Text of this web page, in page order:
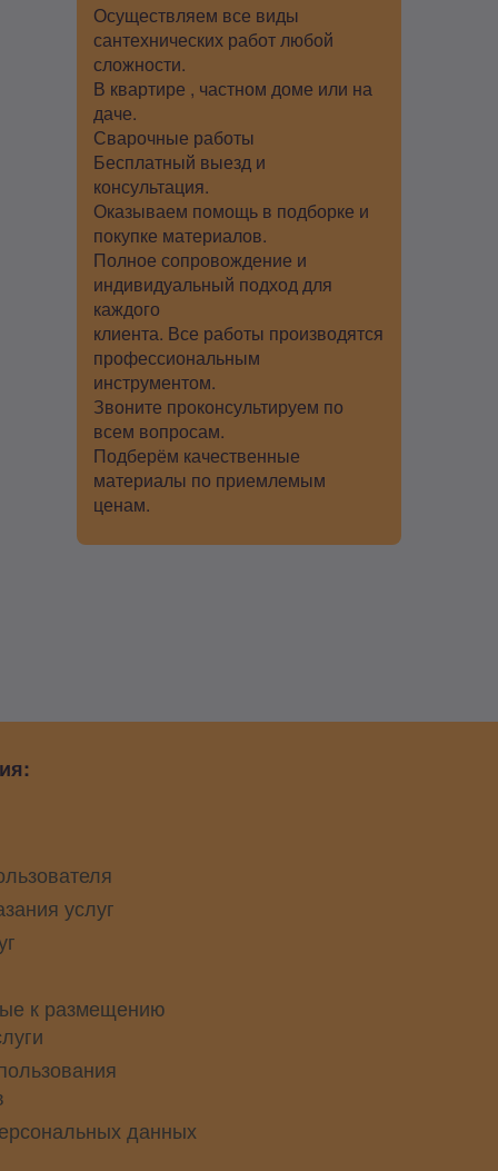
Осуществляем все виды
сантехнических работ любой
сложности.
В квартире , частном доме или на
даче.
Сварочные работы
Бесплатный выезд и
консультация.
Оказываем помощь в подборке и
покупке материалов.
Полное сопровождение и
индивидуальный подход для
каждого
клиента. Все работы производятся
профессиональным
инструментом.
Звоните проконсультируем по
всем вопросам.
Подберём качественные
материалы по приемлемым
ценам.
услуг
к размещению
данных